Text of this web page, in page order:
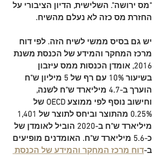
"מס ירושה". השלישית, הדיון הציבורי על
החזרת מס כזה לא נעלם מהשיח.
יש גם בסיס ממשי לשיח הזה. לפי דוח
מרכז המחקר והמידע של הכנסת משנת
2016, אומדן הכנסות ממס עיזבון
בשיעור 10% עם רף של 5 מיליון ש"ח
הוערך ב-4.7 מיליארד ש"ח
לשנה,
וחישוב נוסף לפי ממוצע OECD של
0.25% מהתוצר
וביחס לתוצר של
מיליארד ש"ח
ב-2020 הוביל לאומדן של
כ-5.6 מיליארד ש"ח
. האומדנים מופיעים
ב-דוח מרכז המחקר והמידע של הכנסת